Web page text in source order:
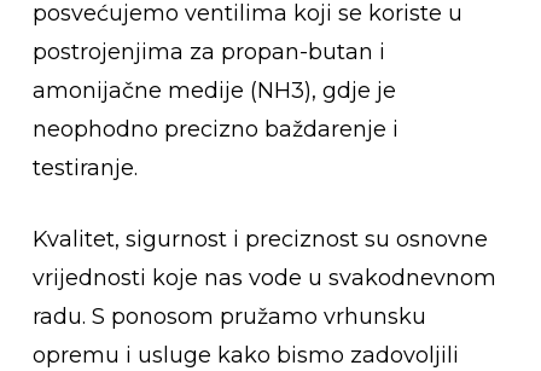
posvećujemo ventilima koji se koriste u
postrojenjima za propan-butan i
amonijačne medije (NH3), gdje je
neophodno precizno baždarenje i
testiranje.
Kvalitet, sigurnost i preciznost su osnovne
vrijednosti koje nas vode u svakodnevnom
radu. S ponosom pružamo vrhunsku
opremu i usluge kako bismo zadovoljili